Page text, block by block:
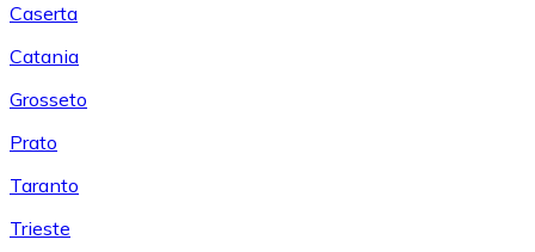
Caserta
Catania
Grosseto
Prato
Taranto
Trieste